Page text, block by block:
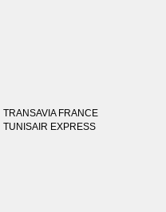
TRANSAVIA FRANCE
TUNISAIR EXPRESS